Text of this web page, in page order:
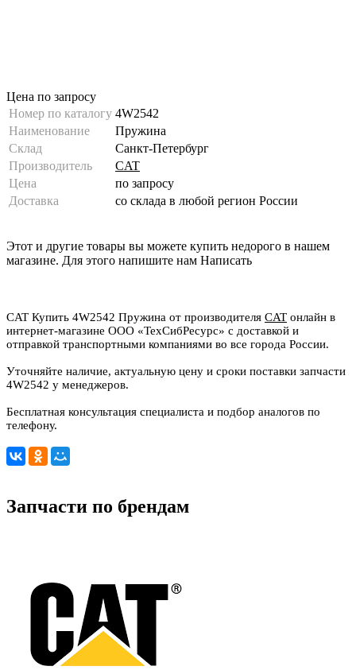
Цена по запросу
Номер по каталогу 4W2542
Наименование
Пружина
Склад
Санкт-Петербург
Производитель
CAT
Цена
по запросу
Доставка
со склада в любой регион России
Этот и другие товары вы можете купить недорого в нашем
магазине. Для этого напишите нам Написать
CAT Купить 4W2542 Пружина от производителя CAT онлайн в
интернет-магазине ООО «ТехСибРесурс» с доставкой и
отправкой транспортными компаниями во все города России.
Уточняйте наличие, актуальную цену и сроки поставки запчасти
4W2542 у менеджеров.
Бесплатная консультация специалиста и подбор аналогов по
телефону.
Запчасти по брендам